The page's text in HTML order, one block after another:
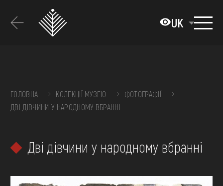
основного
UK
КОЛЕКЦІЇ
ВИСТАВКИ ТА ПОДІЇ
ВІДВІДАТИ
НАВЧИТИСЯ
ГОЛОВНА КОЛЕКЦІЇ МУЗЕЮ
ФОТОГРАФІЇ
ДВІ ДІВЧИНИ У НАРОДНОМУ ВБРАННІ
Дві дівчини у народному вбранні